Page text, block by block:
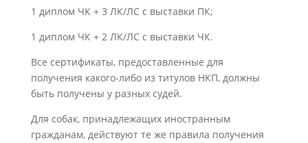
1 диплом ЧК + 3 ЛК/ЛС с выставки ПК;
1 диплом ЧК + 2 ЛК/ЛС с выставки ЧК.
Все сертификаты, предоставленные для
получения какого-либо из титулов НКП, должны
быть получены у разных судей.
Для собак, принадлежащих иностранным
гражданам, действуют те же правила получения